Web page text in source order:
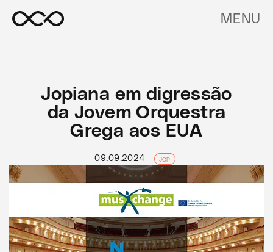
MENU
Jopiana em digressão
da Jovem Orquestra
Grega aos EUA
09.09.2024 JOP